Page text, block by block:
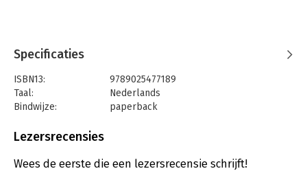
Specificaties
ISBN13:
9789025477189
Taal:
Nederlands
Bindwijze:
paperback
Uitgever:
Lezersrecensies
Wees de eerste die een lezersrecensie schrijft!